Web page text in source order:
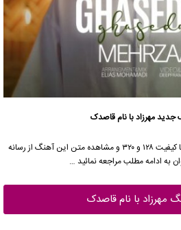
جدیدمهرزاد با نام قاصدک
جهت دانلود آهنگ قاصدک از مهرزاد با کیفیت ۱۲۸ و ۳۲۰ و مشاهده متن این آهنگ از رسانه
ادامه مطلب مراجعه نمائید …
مهرزاد با نام قاصدک